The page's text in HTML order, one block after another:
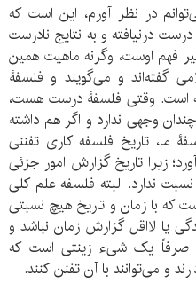
در نظر آورم، این است که
درنیافته و به نتایج نادرست
فهم اوست، وگرنه ماهیت همین
گفته‌اند و می‌گویند و فلسفۀ
است. وقتی فلسفۀ درست هست،
وجهی ندارد و اگر هم داشته
ما، تاریخ فلسفه کاری تفننی
زیرا تاریخ گزارش امور جزئی
ندارد. البته فلسفه علم کلی
که با زمان و تاریخ هیچ نسبتی
یا لااقل گزارش زمان نباشد و
صرفاً یک شیء زینتی است که
و می‌توانند با آن تفنن کنند.